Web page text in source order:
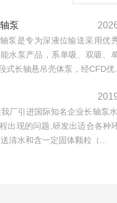
泵
泵是专为深液位输送采用优
水泵产品，系单吸、双吸、
式长轴悬吊壳体泵，经CFD优...
厂引进国际知名企业长轴泵水
出现的问题,研发出适合各种
清水和含一定固体颗粒（...